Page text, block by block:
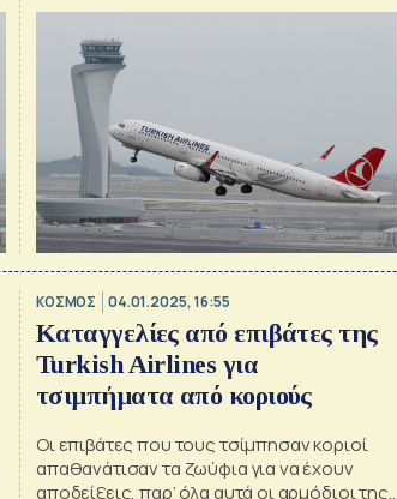
ΚΟΣΜΟΣ 04.01.2025, 16:55
Καταγγελίες από επιβάτες της
Turkish Airlines για
τσιμπήματα από κοριούς
Οι επιβάτες που τους τσίμπησαν κοριοί
απαθανάτισαν τα ζωύφια για να έχουν
αποδείξεις, παρ’ όλα αυτά οι αρμόδιοι της